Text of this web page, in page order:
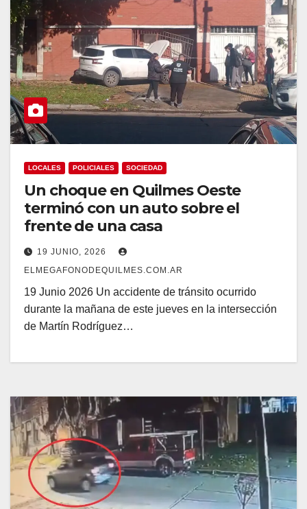
LOCALES POLICIALES SOCIEDAD
Un choque en Quilmes Oeste
terminó con un auto sobre el
frente de una casa
19 JUNIO, 2026
ELMEGAFONODEQUILMES.COM.AR
19 Junio 2026 Un accidente de tránsito ocurrido
durante la mañana de este jueves en la intersección
de Martín Rodríguez…